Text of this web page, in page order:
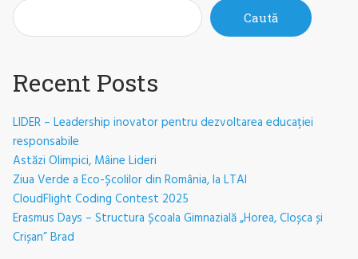
Caută
Recent Posts
LIDER – Leadership inovator pentru dezvoltarea educației
responsabile
Astăzi Olimpici, Mâine Lideri
Ziua Verde a Eco-Școlilor din România, la LTAI
CloudFlight Coding Contest 2025
Erasmus Days – Structura Școala Gimnazială „Horea, Cloșca și
Crișan” Brad